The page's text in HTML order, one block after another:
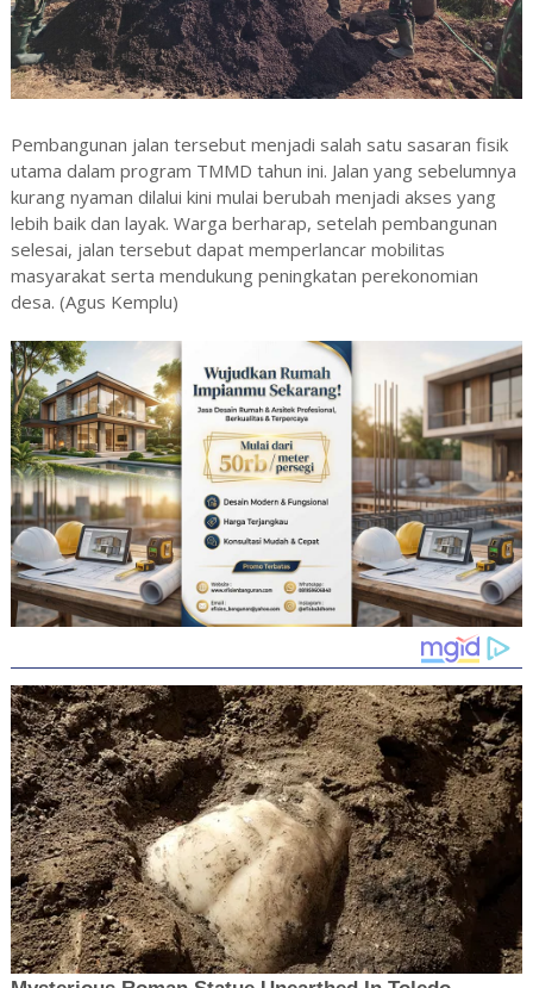
Pembangunan jalan tersebut menjadi salah satu sasaran fisik
utama dalam program TMMD tahun ini. Jalan yang sebelumnya
kurang nyaman dilalui kini mulai berubah menjadi akses yang
lebih baik dan layak. Warga berharap, setelah pembangunan
selesai, jalan tersebut dapat memperlancar mobilitas
masyarakat serta mendukung peningkatan perekonomian
desa. (Agus Kemplu)